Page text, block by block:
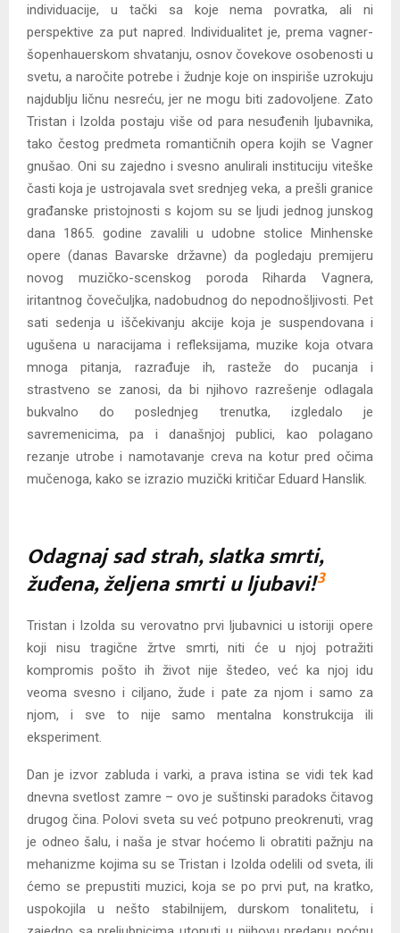
individuacije, u tački sa koje nema povratka, ali ni
perspektive za put napred. Individualitet je, prema vagner-
šopenhauerskom shvatanju, osnov čovekove osobenosti u
svetu, a naročite potrebe i žudnje koje on inspiriše uzrokuju
najdublju ličnu nesreću, jer ne mogu biti zadovoljene. Zato
Tristan i Izolda postaju više od para nesuđenih ljubavnika,
tako čestog predmeta romantičnih opera kojih se Vagner
gnušao. Oni su zajedno i svesno anulirali instituciju viteške
časti koja je ustrojavala svet srednjeg veka, a prešli granice
građanske pristojnosti s kojom su se ljudi jednog junskog
dana 1865. godine zavalili u udobne stolice Minhenske
opere (danas Bavarske državne) da pogledaju premijeru
novog muzičko-scenskog poroda Riharda Vagnera,
iritantnog čovečuljka, nadobudnog do nepodnošljivosti. Pet
sati sedenja u iščekivanju akcije koja je suspendovana i
ugušena u naracijama i refleksijama, muzike koja otvara
mnoga pitanja, razrađuje ih, rasteže do pucanja i
strastveno se zanosi, da bi njihovo razrešenje odlagala
bukvalno do poslednjeg trenutka, izgledalo je
savremenicima, pa i današnjoj publici, kao polagano
rezanje utrobe i namotavanje creva na kotur pred očima
mučenoga, kako se izrazio muzički kritičar Eduard Hanslik.
Odagnaj sad strah, slatka smrti,
žuđena, željena smrti u ljubavi!3
Tristan i Izolda su verovatno prvi ljubavnici u istoriji opere
koji nisu tragične žrtve smrti, niti će u njoj potražiti
kompromis pošto ih život nije štedeo, već ka njoj idu
veoma svesno i ciljano, žude i pate za njom i samo za
njom, i sve to nije samo mentalna konstrukcija ili
eksperiment.
Dan je izvor zabluda i varki, a prava istina se vidi tek kad
dnevna svetlost zamre – ovo je suštinski paradoks čitavog
drugog čina. Polovi sveta su već potpuno preokrenuti, vrag
je odneo šalu, i naša je stvar hoćemo li obratiti pažnju na
mehanizme kojima su se Tristan i Izolda odelili od sveta, ili
ćemo se prepustiti muzici, koja se po prvi put, na kratko,
uspokojila u nešto stabilnijem, durskom tonalitetu, i